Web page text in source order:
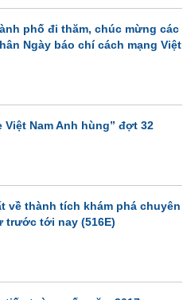
phố đi thăm, chúc mừng các
Ngày báo chí cách mạng Việt
Việt Nam Anh hùng” đợt 32
về thành tích khám phá chuyên
trước tới nay (516E)